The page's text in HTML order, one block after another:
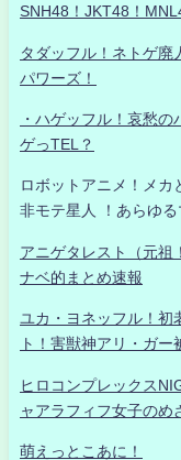
SNH48！JKT48！
タダッフル！ネトゲ廃
パワーズ！
・ハゲッフル！哀愁
ゲっTEL？
ロボットアニメ！メカ
非モテ星人 ！あらゆ
アニゲタレスト（元
ナベ的まとめ速報
ユカ・ヨネッフル！初
ト！害獣神アリ・ガ
ヒロコンプレックス
ャアラフィフ女子のめ
萌えっとこあに！